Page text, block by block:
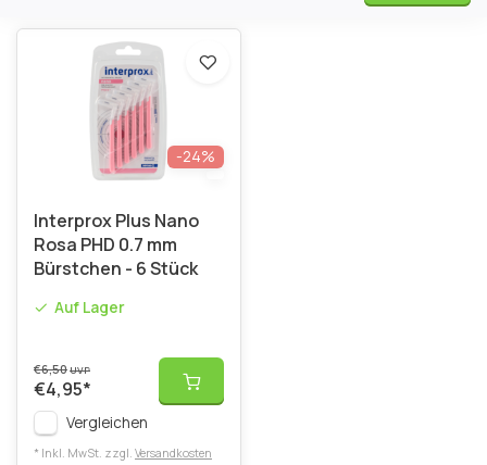
-24%
Interprox Plus Nano
Rosa PHD 0.7 mm
Bürstchen - 6 Stück
Auf Lager
€6,50UVP
€4,95*
Vergleichen
* Inkl. MwSt. zzgl. Versandkosten